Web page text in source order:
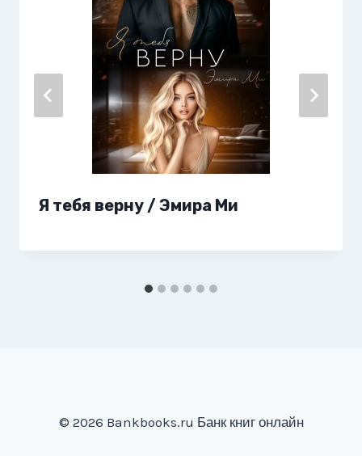
Я тебя верну / Эмира Ми
© 2026 Bankbooks.ru Банк книг онлайн